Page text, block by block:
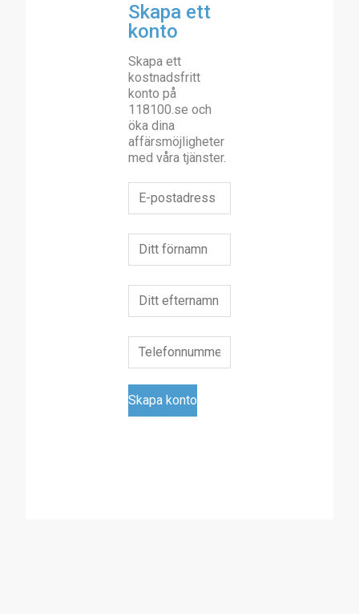
Skapa ett
konto
Skapa ett
kostnadsfritt
konto på
118100.se och
öka dina
affärsmöjligheter
med våra tjänster.